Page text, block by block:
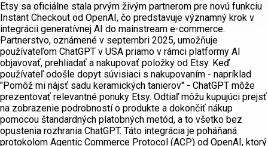
Etsy sa oficiálne stala prvým živým partnerom pre novú funkciu
Instant Checkout od OpenAI, čo predstavuje významný krok v
integrácii generatívnej AI do mainstream e-commerce.
Partnerstvo, oznámené v septembri 2025, umožňuje
používateľom ChatGPT v USA priamo v rámci platformy AI
objavovať, prehliadať a nakupovať položky od Etsy. Keď
používateľ odošle dopyt súvisiaci s nakupovaním - napríklad
"Pomôž mi nájsť sadu keramických tanierov" - ChatGPT môže
prezentovať relevantné ponuky Etsy. Odtiaľ môžu kupujúci prejsť
na zobrazenie podrobností o produkte a dokončiť nákup
pomocou štandardných platobných metód, a to všetko bez
opustenia rozhrania ChatGPT. Táto integrácia je poháňaná
protokolom Agentic Commerce Protocol (ACP) od OpenAI, ktorý